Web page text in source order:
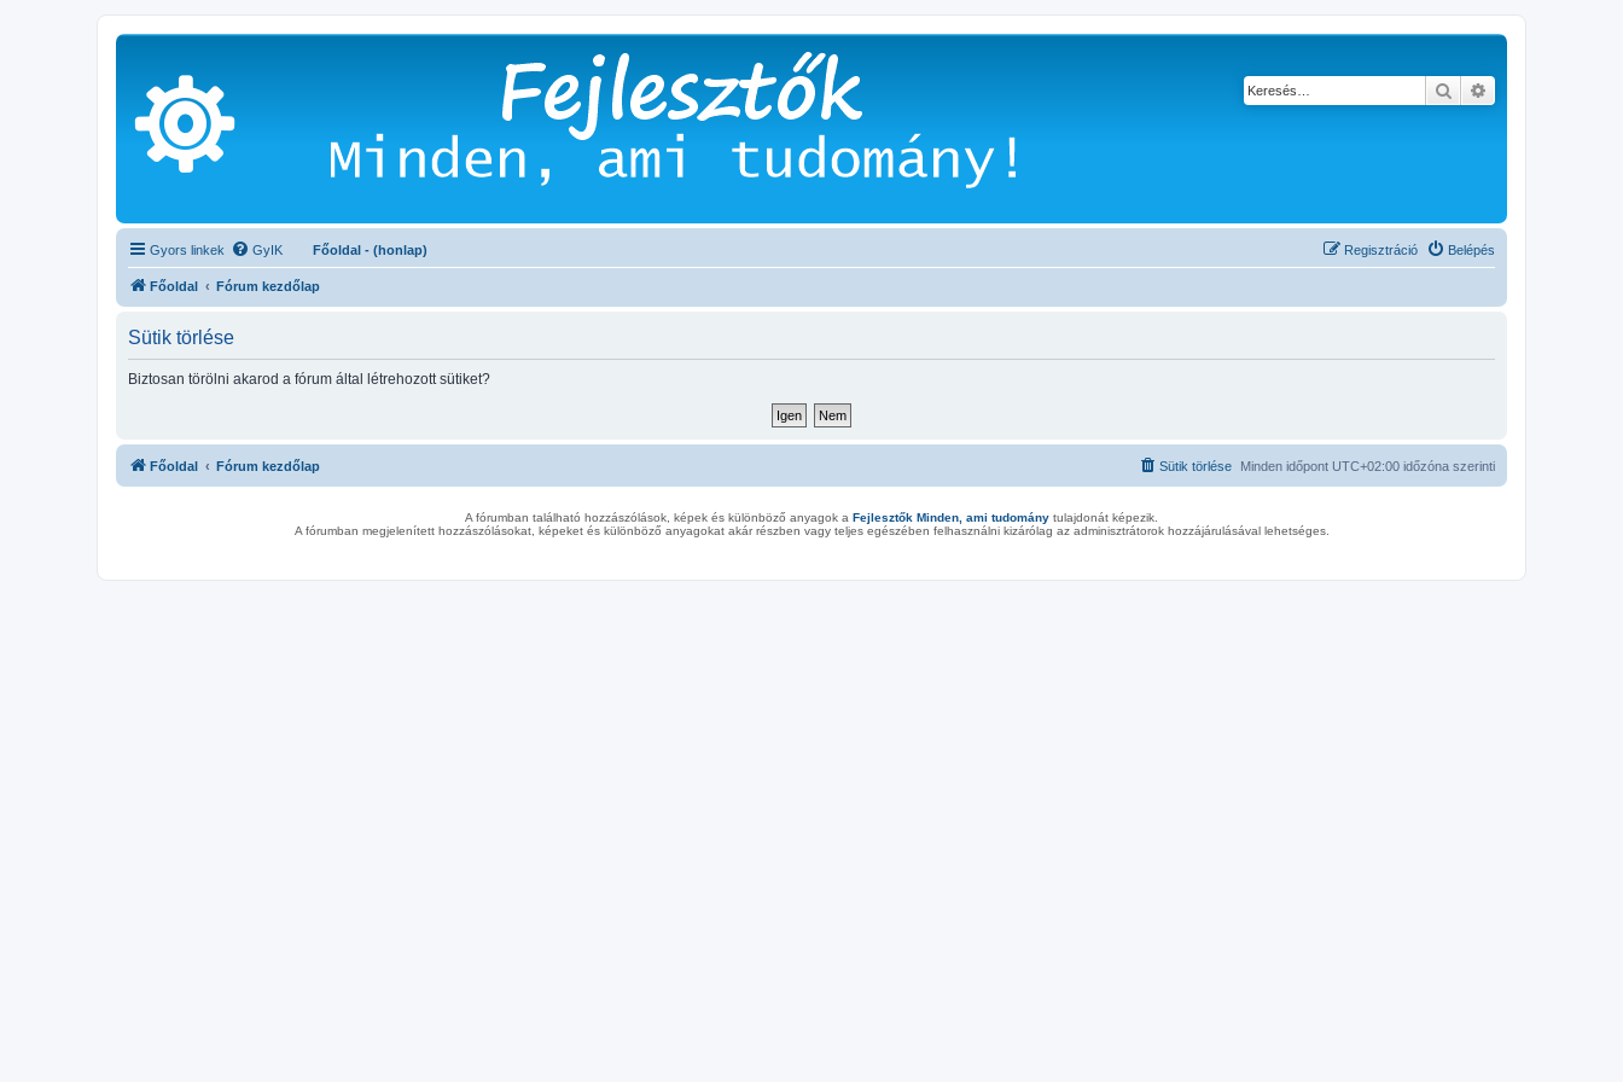
Keresés
Gyors linkek GyIK Főoldal - (honlap) Belépés
Regisztráció
Főoldal Fórum kezdőlap
Sütik törlése
Biztosan törölni akarod a fórum által létrehozott sütiket?
Főoldal Fórum kezdőlap Minden időpont UTC+02:00 időzóna szerinti
Sütik törlése
A fórumban található hozzászólások, képek és különböző anyagok a Fejlesztők Minden, ami tudomány tulajdonát képezik.
A fórumban megjelenített hozzászólásokat, képeket és különböző anyagokat akár részben vagy teljes egészében felhasználni kizárólag az adminisztrátorok hozzájárulásával lehetséges.